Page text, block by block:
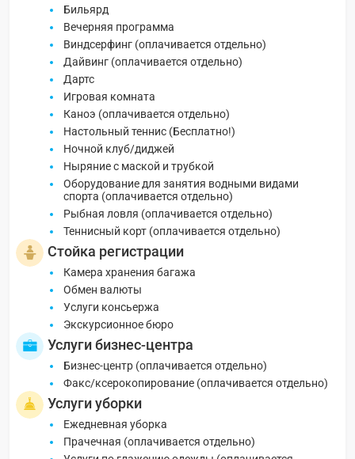
Бильярд
Вечерняя программа
Виндсерфинг (оплачивается отдельно)
Дайвинг (оплачивается отдельно)
Дартс
Игровая комната
Каноэ (оплачивается отдельно)
Настольный теннис (Бесплатно!)
Ночной клуб/диджей
Ныряние с маской и трубкой
Оборудование для занятия водными видами
спорта (оплачивается отдельно)
Рыбная ловля (оплачивается отдельно)
Теннисный корт (оплачивается отдельно)
Стойка регистрации
Камера хранения багажа
Обмен валюты
Услуги консьержа
Экскурсионное бюро
Услуги бизнес-центра
Бизнес-центр (оплачивается отдельно)
Факс/ксерокопирование (оплачивается отдельно)
Услуги уборки
Ежедневная уборка
Прачечная (оплачивается отдельно)